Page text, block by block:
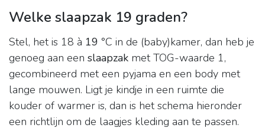
Welke slaapzak 19 graden?
Stel, het is 18 à 19 °C in de (baby)kamer, dan heb je
genoeg aan een slaapzak met TOG-waarde 1,
gecombineerd met een pyjama en een body met
lange mouwen. Ligt je kindje in een ruimte die
kouder of warmer is, dan is het schema hieronder
een richtlijn om de laagjes kleding aan te passen.